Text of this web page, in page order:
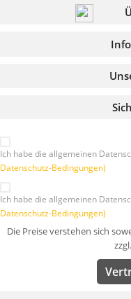
Ich habe die allgemeinen
Datenschutz-Bedingungen)
Ich habe die allgemeinen
Datenschutz-Bedingungen)
Die Preise verstehen sich